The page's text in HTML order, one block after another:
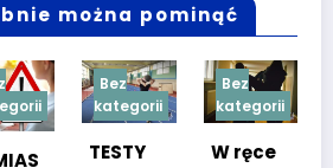
można pominąć
Bez
kategorii
W ręce
Bez
kategorii
Test 4